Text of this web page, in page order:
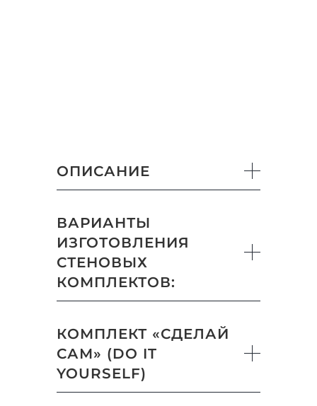
ОПИСАНИЕ
ВАРИАНТЫ
ИЗГОТОВЛЕНИЯ
СТЕНОВЫХ
КОМПЛЕКТОВ:
КОМПЛЕКТ «СДЕЛАЙ
САМ» (DO IT
YOURSELF)